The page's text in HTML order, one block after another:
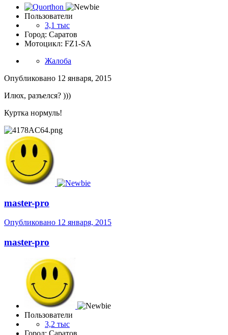
Пользователи
3,1 тыс
Город: Саратов
Мотоцикл: FZ1-SA
Жалоба
Опубликовано 12 января, 2015
Илюх, разъелся? )))
Куртка нормуль!
master-pro
Опубликовано 12 января, 2015
master-pro
Пользователи
3,2 тыс
Город: Саратов